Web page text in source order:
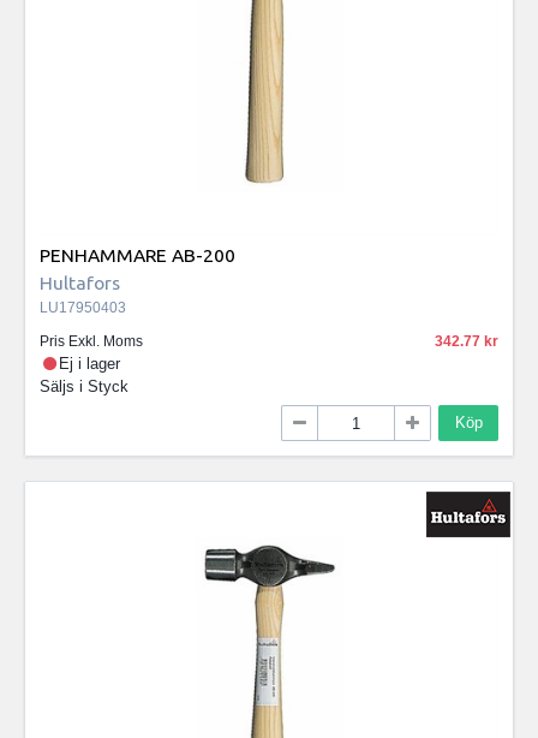
PENHAMMARE AB-200
Hultafors
LU17950403
Pris Exkl. Moms
342.77
Ej i lager
Säljs i Styck
Köp